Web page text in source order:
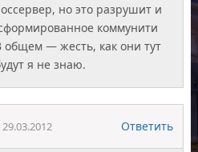
но это разрушит и
коммунити
общем — жесть, как они тут
я не знаю.
29.03.2012 Ответить